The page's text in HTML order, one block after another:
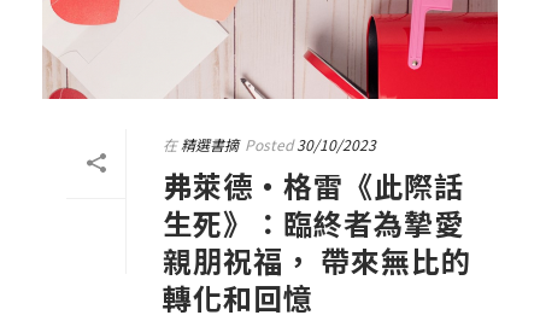
在精選書摘 Posted 30/10/2023
弗萊德‧格雷《此際話
生死》：臨終者為摯愛
親朋祝福， 帶來無比的
轉化和回憶